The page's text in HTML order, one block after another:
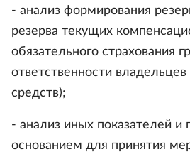
- анализ формирования
резерва текущих
обязательного страхования
ответственности
средств);
- анализ иных показателей и
основанием для принятия